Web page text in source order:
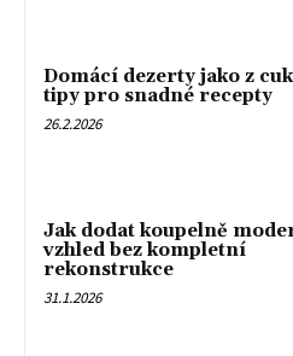
Domácí dezerty jako z
tipy pro snadné recepty
26.2.2026
Jak dodat koupelně
vzhled bez kompletní
rekonstrukce
31.1.2026